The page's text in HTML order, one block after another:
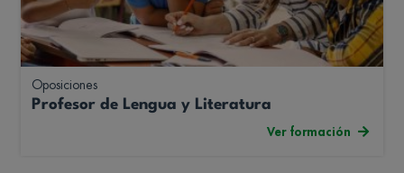
Oposiciones
Profesor de Lengua y Literatura
Ver formación